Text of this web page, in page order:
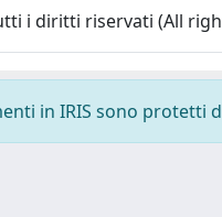
i diritti riservati (All
in IRIS sono protetti